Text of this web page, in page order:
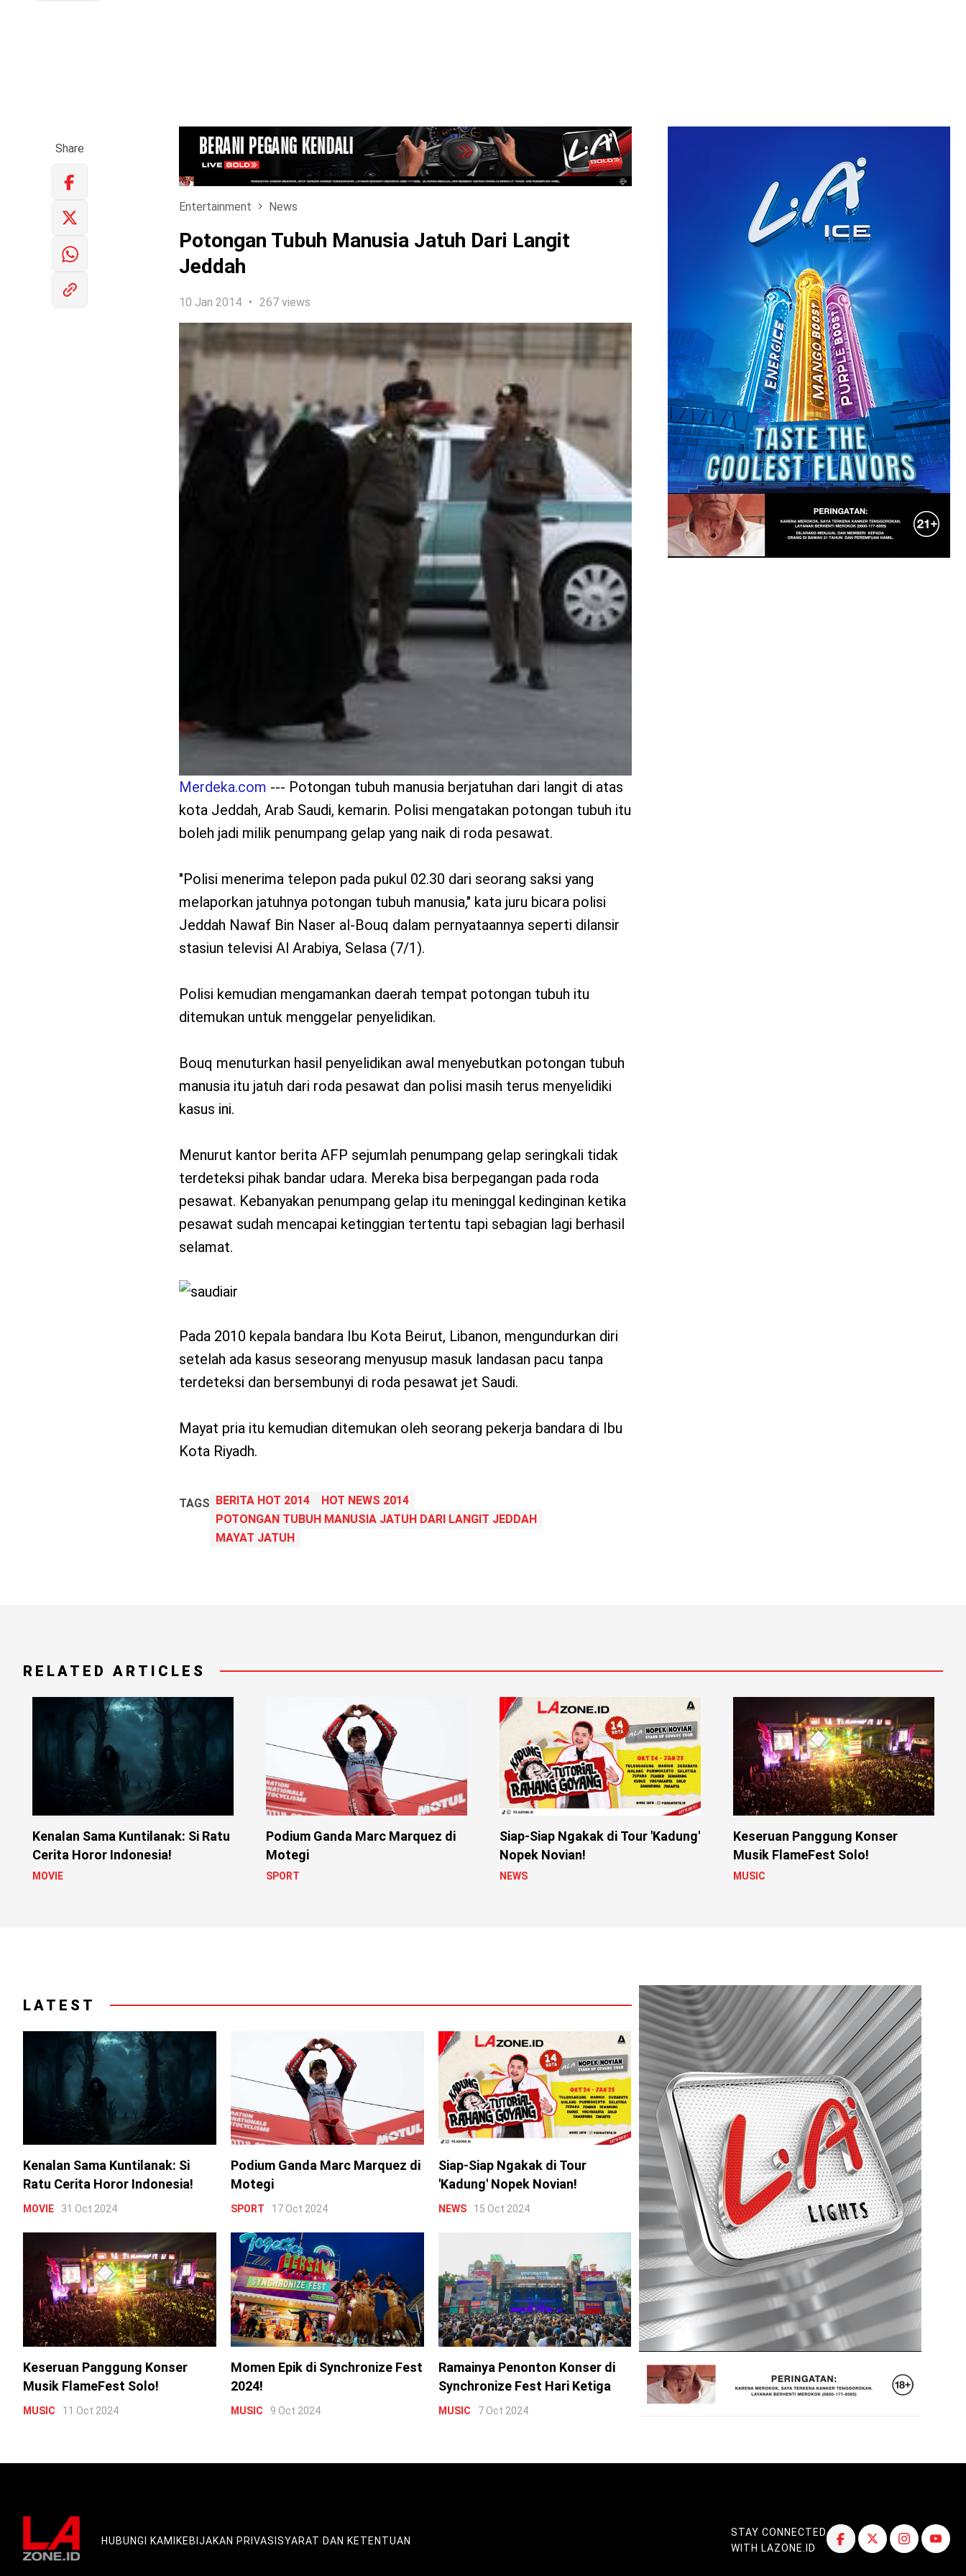
benefit
menarik
LOGIN
Share
Entertainment News
Potongan Tubuh Manusia Jatuh Dari Langit
Jeddah
10 Jan 2014 267 views
Merdeka.com --- Potongan tubuh manusia berjatuhan dari langit di atas
kota Jeddah, Arab Saudi, kemarin. Polisi mengatakan potongan tubuh itu
boleh jadi milik penumpang gelap yang naik di roda pesawat.
"Polisi menerima telepon pada pukul 02.30 dari seorang saksi yang
melaporkan jatuhnya potongan tubuh manusia," kata juru bicara polisi
Jeddah Nawaf Bin Naser al-Bouq dalam pernyataannya seperti dilansir
stasiun televisi Al Arabiya, Selasa (7/1).
Polisi kemudian mengamankan daerah tempat potongan tubuh itu
ditemukan untuk menggelar penyelidikan.
Bouq menuturkan hasil penyelidikan awal menyebutkan potongan tubuh
manusia itu jatuh dari roda pesawat dan polisi masih terus menyelidiki
kasus ini.
Menurut kantor berita AFP sejumlah penumpang gelap seringkali tidak
terdeteksi pihak bandar udara. Mereka bisa berpegangan pada roda
pesawat. Kebanyakan penumpang gelap itu meninggal kedinginan ketika
pesawat sudah mencapai ketinggian tertentu tapi sebagian lagi berhasil
selamat.
Pada 2010 kepala bandara Ibu Kota Beirut, Libanon, mengundurkan diri
setelah ada kasus seseorang menyusup masuk landasan pacu tanpa
terdeteksi dan bersembunyi di roda pesawat jet Saudi.
Mayat pria itu kemudian ditemukan oleh seorang pekerja bandara di Ibu
Kota Riyadh.
TAGS BERITA HOT 2014
HOT NEWS 2014
POTONGAN TUBUH MANUSIA JATUH DARI LANGIT JEDDAH
MAYAT JATUH
RELATED ARTICLES
Kenalan Sama Kuntilanak: Si Ratu
Cerita Horor Indonesia!
MOVIE
Podium Ganda Marc Marquez di
Motegi
SPORT
Siap-Siap Ngakak di Tour 'Kadung'
Nopek Novian!
NEWS
Keseruan Panggung Konser
Musik FlameFest Solo!
MUSIC
LATEST
Kenalan Sama Kuntilanak: Si
Ratu Cerita Horor Indonesia!
MOVIE 31 Oct 2024
Podium Ganda Marc Marquez di
Motegi
SPORT 17 Oct 2024
Siap-Siap Ngakak di Tour
'Kadung' Nopek Novian!
NEWS 15 Oct 2024
Keseruan Panggung Konser
Musik FlameFest Solo!
MUSIC 11 Oct 2024
Momen Epik di Synchronize Fest
2024!
MUSIC 9 Oct 2024
Ramainya Penonton Konser di
Synchronize Fest Hari Ketiga
MUSIC 7 Oct 2024
HUBUNGI KAMIKEBIJAKAN PRIVASISYARAT DAN KETENTUAN
STAY CONNECTED
WITH LAZONE.ID